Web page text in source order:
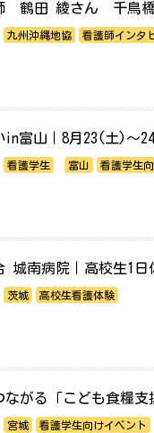
鶴田 綾さん 千鳥橋
九州沖縄地協 看護師インタ
in富山｜8月23(土)～
看護学生 富山 看護学生
城南病院｜高校生1日
茨城 高校生看護体験
ながる「こども食糧支
宮城 看護学生向けイベント